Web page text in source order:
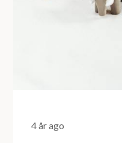
4 år ago